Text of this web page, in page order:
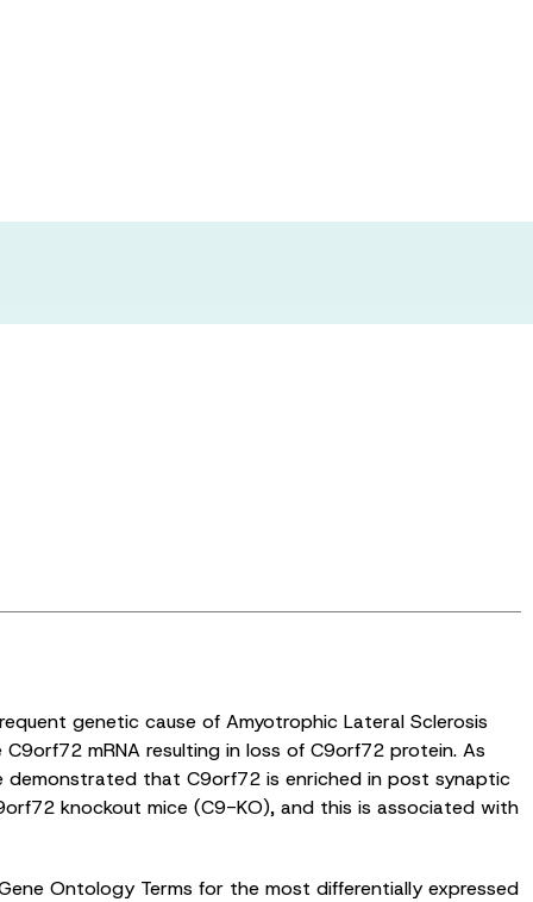
genetic cause of Amyotrophic Lateral Sclerosis
mRNA resulting in loss of C9orf72 protein. As
demonstrated that C9orf72 is enriched in post synaptic
knockout mice (C9-KO), and this is associated with
Ontology Terms for the most differentially expressed